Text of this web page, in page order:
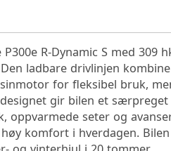
R-Dynamic S med 309
ladbare drivlinjen
for fleksibel bruk,
gir bilen et særpreget
oppvarmede seter og
komfort i hverdagen. Bilen